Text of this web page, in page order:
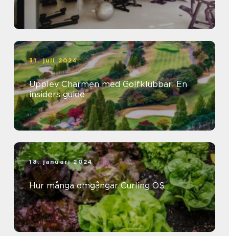
31. juli 2024
Upplev Charmen med Golfklubbar: En
insiders guide
18. januari 2024
Hur många omgångar Curling OS